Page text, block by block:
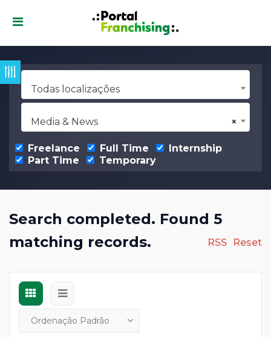
Todas localizações
×
Media & News
Freelance Full Time
Internship
Part Time
Temporary
Search completed. Found 5
matching records.
Reset
RSS